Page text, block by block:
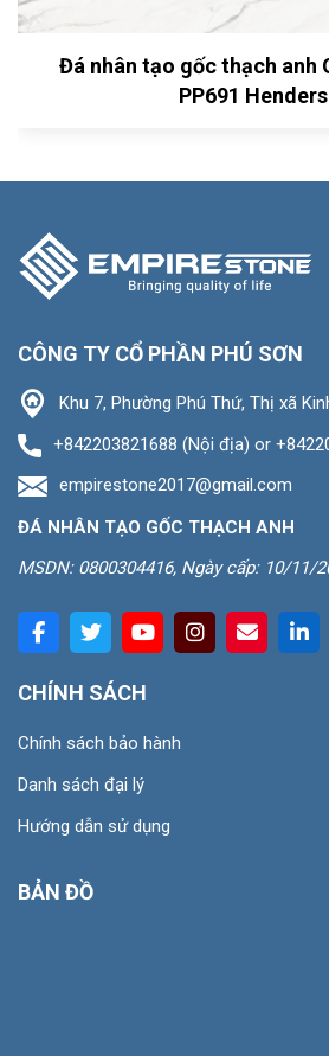
Đá nhân tạo gốc thạch anh
PP691
CÔNG TY CỔ PHẦN PHÚ SƠN
Khu 7, Phường Phú Thứ, Thị xã
+842203821688 (Nội địa) or
empirestone2017@gmail.com
ĐÁ NHÂN TẠO GỐC THẠCH ANH
MSDN: 0800304416, Ngày cấp: 10/11/
CHÍNH SÁCH
Chính sách bảo hành
Danh sách đại lý
Hướng dẫn sử dụng
BẢN ĐỒ